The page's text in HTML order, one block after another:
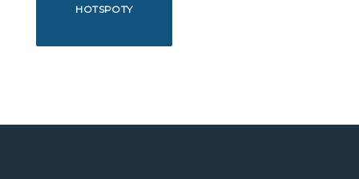
HOTSPOTY